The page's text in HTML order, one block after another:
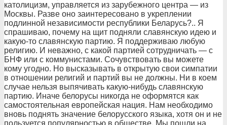
католицизм, управляется из зарубежного центра — из
Москвы. Разве оно заинтересовано в укреплении
подлинной независимости республики Беларусь?.. Я
спрашиваю, почему на щит подняли славянскую идею и
какую-то славянскую партию. Я поддерживаю любую
религию. И неважно, с какой партией сотрудничать — с
БНФ или с коммунистами. Сочувствовать вы можете
кому угодно. Но высказывать в открытую свои симпатии
в отношении религий и партий вы не должны. Ни в коем
случае нельзя выпячивать какую-нибудь славянскую
партию. Иначе белорусы никогда не оформятся как
самостоятельная европейская нация. Нам необходимо
вновь поднять значение белорусского языка, хотя он и не
пользуется популярностью в обществе. Мы пошли на